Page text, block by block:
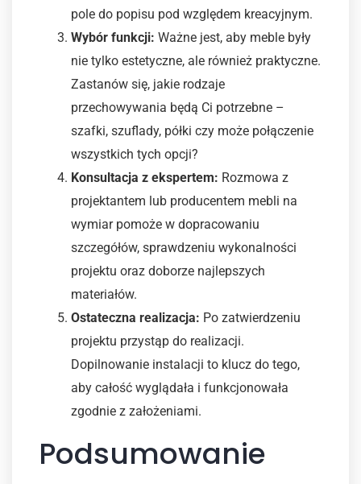
pole do popisu pod względem kreacyjnym.
Wybór funkcji: Ważne jest, aby meble były
nie tylko estetyczne, ale również praktyczne.
Zastanów się, jakie rodzaje
przechowywania będą Ci potrzebne –
szafki, szuflady, półki czy może połączenie
wszystkich tych opcji?
Konsultacja z ekspertem: Rozmowa z
projektantem lub producentem mebli na
wymiar pomoże w dopracowaniu
szczegółów, sprawdzeniu wykonalności
projektu oraz doborze najlepszych
materiałów.
Ostateczna realizacja: Po zatwierdzeniu
projektu przystąp do realizacji.
Dopilnowanie instalacji to klucz do tego,
aby całość wyglądała i funkcjonowała
zgodnie z założeniami.
Podsumowanie